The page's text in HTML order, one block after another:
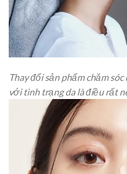
Thay đổi sản phẩm chăm
với tình trạng da là điều rất